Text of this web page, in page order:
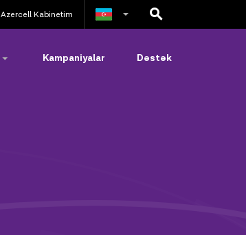
Azercell Kabinetim
Kampaniyalar Dəstək